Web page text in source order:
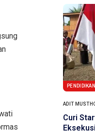
PENDIDIKAN
ADIT
Curi